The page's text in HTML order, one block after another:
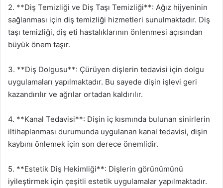
2. **Diş Temizliği ve Diş Taşı Temizliği**: Ağız hijyeninin
sağlanması için diş temizliği hizmetleri sunulmaktadır. Diş
taşı temizliği, diş eti hastalıklarının önlenmesi açısından
büyük önem taşır.
3. **Diş Dolgusu**: Çürüyen dişlerin tedavisi için dolgu
uygulamaları yapılmaktadır. Bu sayede dişin işlevi geri
kazandırılır ve ağrılar ortadan kaldırılır.
4. **Kanal Tedavisi**: Dişin iç kısmında bulunan sinirlerin
iltihaplanması durumunda uygulanan kanal tedavisi, dişin
kaybını önlemek için son derece önemlidir.
5. **Estetik Diş Hekimliği**: Dişlerin görünümünü
iyileştirmek için çeşitli estetik uygulamalar yapılmaktadır.